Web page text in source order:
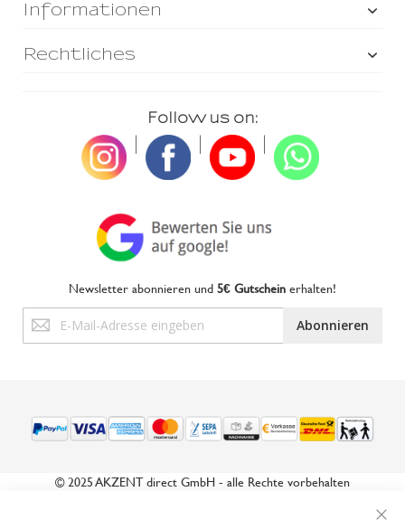
Informationen
Rechtliches
Follow us on:
Newsletter abonnieren und5€ Gutscheinerhalten!
Anmeldung
zum
Abonnieren
© 2025 AKZENT direct GmbH - alle Rechte vorbehalten